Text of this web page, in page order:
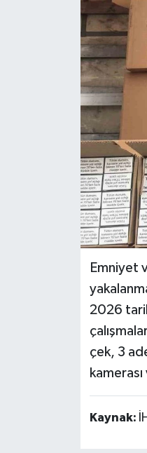
Emniyet
2026
çek, 3
Kaynak:
RESMİ İLAN